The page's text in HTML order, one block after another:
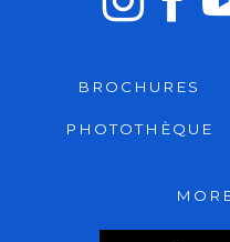
BROCHURES
PHOTOTHÈQUE